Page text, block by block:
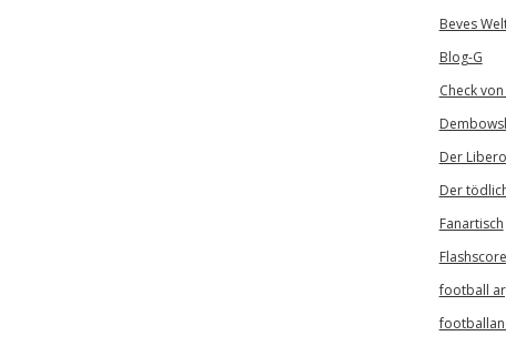
Beves
Blog-G
Check
Der Libero
Der
Fanartisch
Flashscore
football